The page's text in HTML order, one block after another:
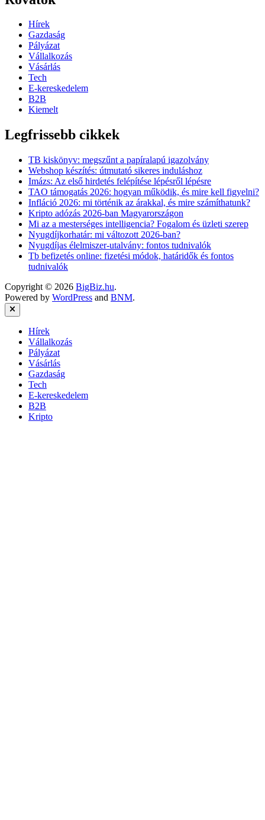
Hírek
Gazdaság
Pályázat
Vállalkozás
Vásárlás
Tech
E-kereskedelem
B2B
Kiemelt
Legfrissebb cikkek
TB kiskönyv: megszűnt a papíralapú igazolvány
Webshop készítés: útmutató sikeres induláshoz
Imázs: Az első hirdetés felépítése lépésről lépésre
TAO támogatás 2026: hogyan működik, és mire kell figyelni?
Infláció 2026: mi történik az árakkal, és mire számíthatunk?
Kripto adózás 2026-ban Magyarországon
Mi az a mesterséges intelligencia? Fogalom és üzleti szerep
Nyugdíjkorhatár: mi változott 2026-ban?
Nyugdíjas élelmiszer-utalvány: fontos tudnivalók
Tb befizetés online: fizetési módok, határidők és fontos
tudnivalók
Copyright © 2026 BigBiz.hu.
Powered by WordPress and BNM.
Close
Hírek
Vállalkozás
Pályázat
Vásárlás
Gazdaság
Tech
E-kereskedelem
B2B
Kripto